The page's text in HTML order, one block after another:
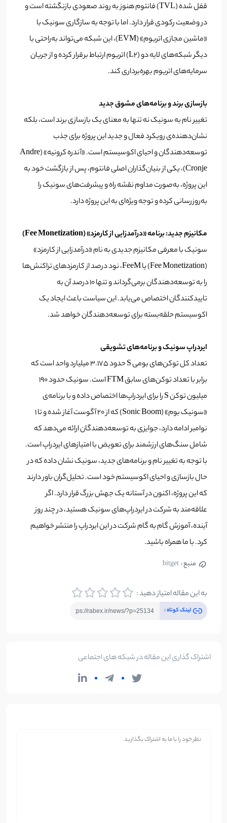
قفل شده (TVL) فانتوم هنوز به روند صعودی بازنگشته است و
در وضعیت رکودی قرار دارد. اما با توجه به سازگاری سونیک با
«ماشین مجازی اتریوم» (EVM)، این شبکه می‌تواند به‌راحتی با
دیگر شبکه‌های لایه دو (L2) اتریوم ارتباط برقرار کرده و از جریان
سرمایه‌های اتریوم بهره‌برداری کند.
بازسازی برند و برنامه‌های مشوق جدید
تغییر نام به سونیک نه تنها به معنای یک بازسازی برند است، بلکه
نشان‌دهنده‌ی رویکرد فعال و جدید این پروژه برای جذب
توسعه‌دهندگان و احیای اکوسیستم است. «آندره کرونیه» (Andre
Cronje)، یکی از بنیان‌گذاران اصلی فانتوم، پس از بازگشت خود به
این پروژه، به‌صورت مداوم نقشه راه و پیشرفت‌های سونیک را
به‌روزرسانی کرده و توجه ویژه‌ای به این پروژه دارد.
مکانیزم جدید: برنامه «درآمدزایی از کارمزد» (Fee Monetization)
سونیک با معرفی مکانیزم جدیدی به نام «درآمدزایی از کارمزد»
(Fee Monetization) یا FeeM، نود درصد از کارمزدهای تراکنش‌ها
را به توسعه‌دهندگان برمی‌گرداند و تنها ۱۰ درصد آن به
تایید‌کنندگان اختصاص می‌یابد. این سیاست باعث ایجاد یک
اکوسیستم حلقه‌بسته برای توسعه‌دهندگان خواهد شد.
ایردراپ سونیک و برنامه‌های تشویقی
تعداد کل توکن‌های بومی S حدود ۳.۱۷۵ میلیارد واحد است که
برابر با تعداد توکن‌های سابق FTM است. سونیک حدود ۱۹۰
میلیون توکن S را برای ایردراپ‌ها اختصاص داده و با برنامه‌ی
«سونیک بوم» (Sonic Boom) که از ۲۰ آگوست آغاز شده و تا ۱
نوامبر ادامه دارد، جوایزی به توسعه‌دهندگان ارائه می‌دهد که
شامل سنگ‌های ارزشمند برای تعویض با امتیازهای ایردراپ است.
با توجه به تغییر نام و برنامه‌های جدید، سونیک نشان داده که در
حال بازسازی و احیای اکوسیستم خود است. تحلیل‌گران باور دارند
که این پروژه، اکنون در آستانه یک جهش بزرگ قرار دارد. اگر
علاقه‌مند به شرکت در ایردراپ‌های سونیک هستید، در چند روز
آینده، آموزش گام به گام شرکت در این ایردراپ را منتشر خواهیم
کرد. با ما همراه باشید‌.
منبع : bitget
به این مقاله امتیاز دهید :
لینک کوتاه :
اشتراک گذاری این مقاله در شبکه های اجتماعی